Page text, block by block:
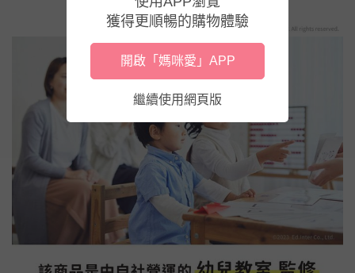
獲得更順暢的購物體驗
開啟「媽咪愛」APP
繼續使用網頁版